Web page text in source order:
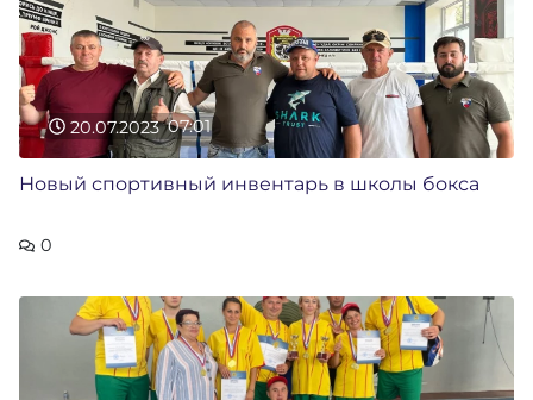
20.07.2023 07:01
Новый спортивный инвентарь в школы бокса
0